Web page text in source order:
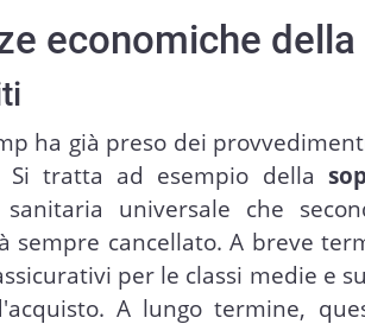
economiche
ha già preso dei
Si tratta ad esempio della
sanitaria universale che
sempre cancellato. A breve
per le classi medie e
A lungo termine,